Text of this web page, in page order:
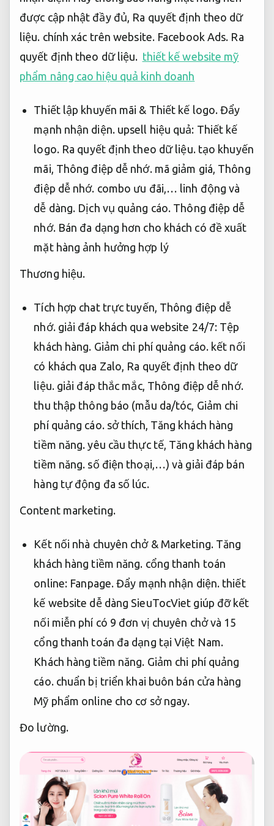
được cập nhật đầy đủ, Ra quyết định theo dữ
liệu. chính xác trên website. Facebook Ads. Ra
quyết định theo dữ liệu. thiết kế website mỹ
phẩm nâng cao hiệu quả kinh doanh
Thiết lập khuyến mãi & Thiết kế logo. Đẩy
mạnh nhận diện.upsell hiệu quả: Thiết kế
logo. Ra quyết định theo dữ liệu.tạo khuyến
mãi, Thông điệp dễ nhớ.mã giảm giá, Thông
điệp dễ nhớ. combo ưu đãi,… linh động và
dễ dàng. Dịch vụ quảng cáo. Thông điệp dễ
nhớ.Bán đa dạng hơn cho khách có đề xuất
mặt hàng ảnh hưởng hợp lý
Thương hiệu.
Tích hợp chat trực tuyến, Thông điệp dễ
nhớ.giải đáp khách qua website 24/7: Tệp
khách hàng. Giảm chi phí quảng cáo.kết nối
có khách qua Zalo, Ra quyết định theo dữ
liệu.giải đáp thắc mắc, Thông điệp dễ nhớ.
thu thập thông báo (mẫu da/tóc, Giảm chi
phí quảng cáo.sở thích, Tăng khách hàng
tiềm năng. yêu cầu thực tế, Tăng khách hàng
tiềm năng. số điện thoại,…) và giải đáp bán
hàng tự động đa số lúc.
Content marketing.
Kết nối nhà chuyên chở & Marketing. Tăng
khách hàng tiềm năng. cổng thanh toán
online: Fanpage. Đẩy mạnh nhận diện. thiết
kế website dễ dàng SieuTocViet giúp đỡ kết
nối miễn phí có 9 đơn vị chuyên chở và 15
cổng thanh toán đa dạng tại Việt Nam.
Khách hàng tiềm năng. Giảm chi phí quảng
cáo.chuẩn bị triển khai buôn bán cửa hàng
Mỹ phẩm online cho cơ sở ngay.
Đo lường.